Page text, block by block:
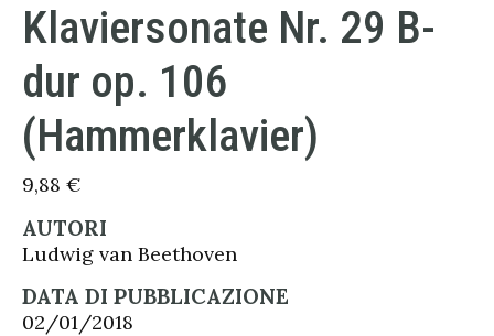
Klaviersonate Nr. 29 B-
dur op. 106
(Hammerklavier)
9,88 €
AUTORI
Ludwig van Beethoven
DATA DI PUBBLICAZIONE
02/01/2018